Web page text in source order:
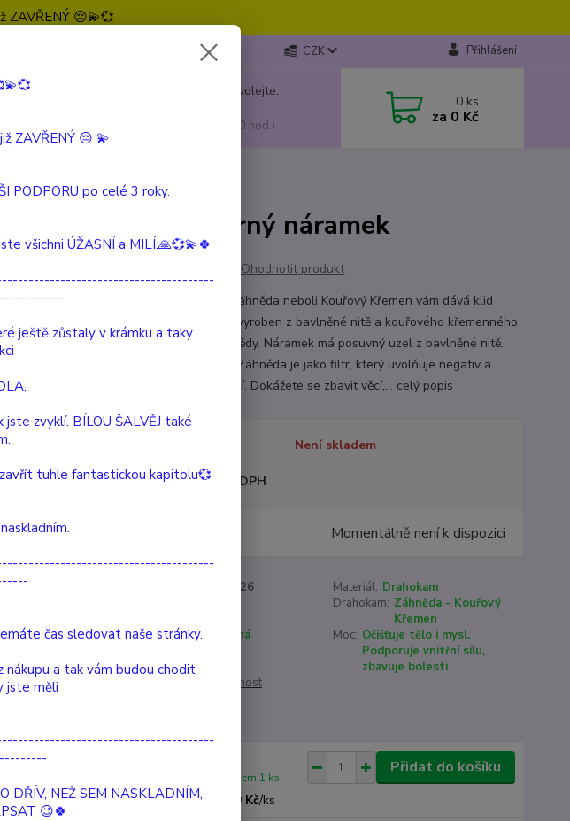
😔💫💞
CZK Přihlášení
Nevíte si rady? Zavolejte.
(Po-Pá, 10:00-15:00 hod.)
0 ks
za 0 Kč
Quartz stříbrný náramek
Quartz stříbrný náramek
Ohodnotit produkt
O tomto kameni: Záhněda neboli Kouřový Křemen vám dává klid
Tento náramek je vyroben z bavlněné nitě a kouřového křemenného
drahokamu - Záhnědy. Náramek má posuvný uzel z bavlněné nitě.
Kouřový křemen - Záhněda je jako filtr, který uvolňuje negativ a
zachovává pozitivní. Dokážete se zbavit věcí,... celý popis
Není skladem
Nejsme plátci DPH
Momentálně není k dispozici
90026 Materiál: Drahokam
Drahokam: Záhněda - Kouřový
Křemen
Barva: Šedá, stříbrná Moc: Očišťuje tělo i mysl.
Podporuje vnitřní sílu,
zbavuje bolesti
Hlídat cenu / dostupnost
399 Kč/ks
Skladem 1 ks
Přidat do košíku
ZAVŘENÝ 😔 💫
PODPORU po celé 3 roky.
všichni ÚŽASNÍ a MILÍ.🙏💞💫🍀
ještě zůstaly v krámku a taky
zvyklí. BÍLOU ŠALVĚJ také
tuhle fantastickou kapitolu💞
čas sledovat naše stránky.
a tak vám budou chodit
jste měli
DŘÍV, NEŽ SEM NASKLADNÍM,
😉🍀